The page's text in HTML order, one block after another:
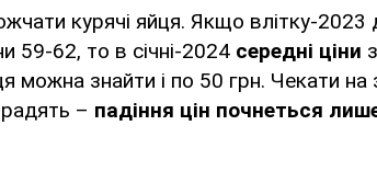
курячі яйця. Якщо влітку-2023
59-62, то в січні-2024 середні ціни
можна знайти і по 50 грн. Чекати
– падіння цін почнеться